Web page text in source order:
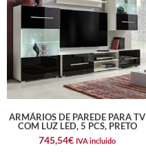
ARMÁRIOS DE PAREDE PARA TV
COM LUZ LED, 5 PCS, PRETO
745,54€ IVA incluido